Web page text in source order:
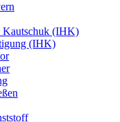
Kautschuk (IHK)
(IHK)